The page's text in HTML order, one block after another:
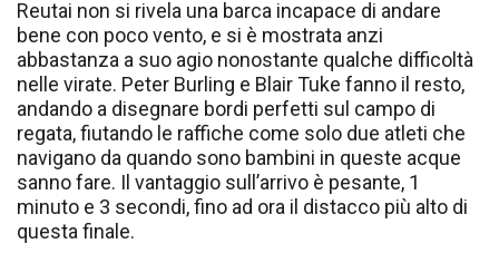
Reutai non si rivela una barca incapace di andare
bene con poco vento, e si è mostrata anzi
abbastanza a suo agio nonostante qualche difficoltà
nelle virate. Peter Burling e Blair Tuke fanno il resto,
andando a disegnare bordi perfetti sul campo di
regata, fiutando le raffiche come solo due atleti che
navigano da quando sono bambini in queste acque
sanno fare. Il vantaggio sull’arrivo è pesante, 1
minuto e 3 secondi, fino ad ora il distacco più alto di
questa finale.